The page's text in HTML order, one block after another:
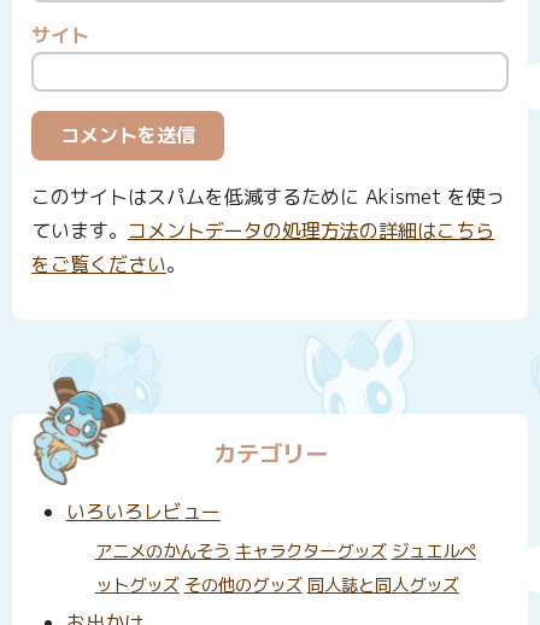
サイト
このサイトはスパムを低減するために Akismet を使っ
ています。 コメントデータの処理方法の詳細はこちら
をご覧ください。
カテゴリー
いろいろレビュー
アニメのかんそう キャラクターグッズ ジュエルペ
ットグッズ その他のグッズ 同人誌と同人グッズ